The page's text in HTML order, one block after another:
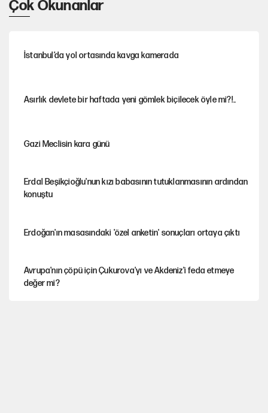
Çok Okunanlar
İstanbul’da yol ortasında kavga kamerada
Asırlık devlete bir haftada yeni gömlek biçilecek öyle mi?!..
Gazi Meclisin kara günü
Erdal Beşikçioğlu'nun kızı babasının tutuklanmasının ardından
konuştu
Erdoğan'ın masasındaki 'özel anketin' sonuçları ortaya çıktı
Avrupa'nın çöpü için Çukurova'yı ve Akdeniz'i feda etmeye
değer mi?